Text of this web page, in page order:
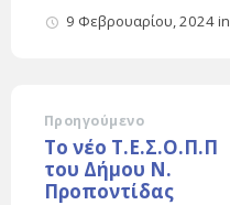
9 Φεβρουαρίου, 2024in
Προηγούμενο
Το νέο Τ.Ε.Σ.Ο.Π.Π
του Δήμου Ν.
Προποντίδας